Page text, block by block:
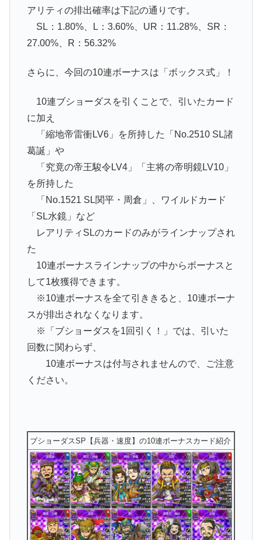
アリティの排出確率は下記の通りです。
SL：1.80%、L：3.60%、UR：11.28%、SR：
27.00%、R：56.32%
さらに、今回の10連ボーナスは「ボックス式」！
10連ブショーダスを引くことで、引いたカード
に加え
「縮地帝雷衝LV6」を所持した「No.2510 SL諸
葛誕」や
「究竟の帝王駿令LV4」「主将の帝明鏡LV10」
を所持した
「No.1521 SL関平・周倉」、ワイルドカード
「SL水鏡」など
レアリティSLのカードのみがラインナップされ
た
10連ボーナスラインナップの中からボーナスと
して1枚獲得できます。
※10連ボーナスを全て引ききると、10連ボーナ
スが排出されなくなります。
※「ブショーダスを1回引く！」では、引いた
回数に関わらず、
10連ボーナスは付与されませんので、ご注意
ください。
ブショーダスSP【兵器・速度】の10連ボーナスカード紹介